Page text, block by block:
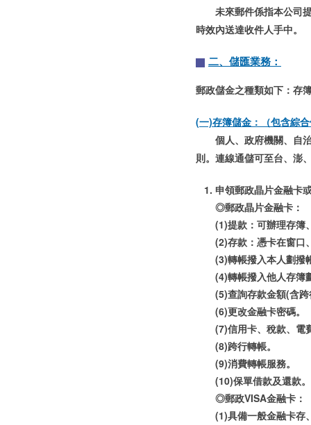
未來郵件係指本公司
時效內送達收件人手中。
二、儲匯業務：
郵政儲金之種類如下：存
(一)存簿儲金：（包含綜
個人、政府機關、自
則。連線通儲可至台、澎
申領郵政晶片金融卡
◎郵政晶片金融卡：
(1)提款：可辦理存簿
(2)存款：憑卡在窗口
(3)轉帳撥入本人劃撥
(4)轉帳撥入他人存簿
(5)查詢存款金額(含
(6)更改金融卡密碼。
(7)信用卡、稅款、電
(8)跨行轉帳。
(9)消費轉帳服務。
(10)保單借款及還款。
◎郵政VISA金融卡：
(1)具備一般金融卡存